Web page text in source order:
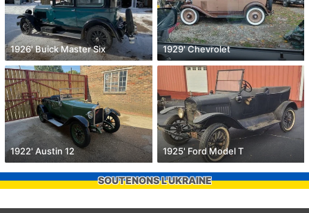
1926' Buick Master Six 1929' Chevrolet
1922' Austin 12 1925' Ford Model T
SOUTENONS L'UKRAINE